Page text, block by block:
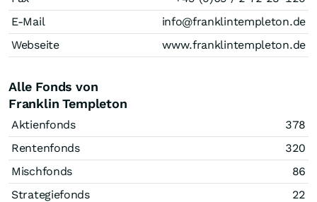
E-Mail
info@franklintempleton.de
Webseite
www.franklintempleton.de
Alle Fonds von
Franklin Templeton
Aktienfonds
378
Rentenfonds
320
Mischfonds
86
Strategiefonds
22